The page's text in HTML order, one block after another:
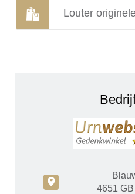
Louter
c
4651